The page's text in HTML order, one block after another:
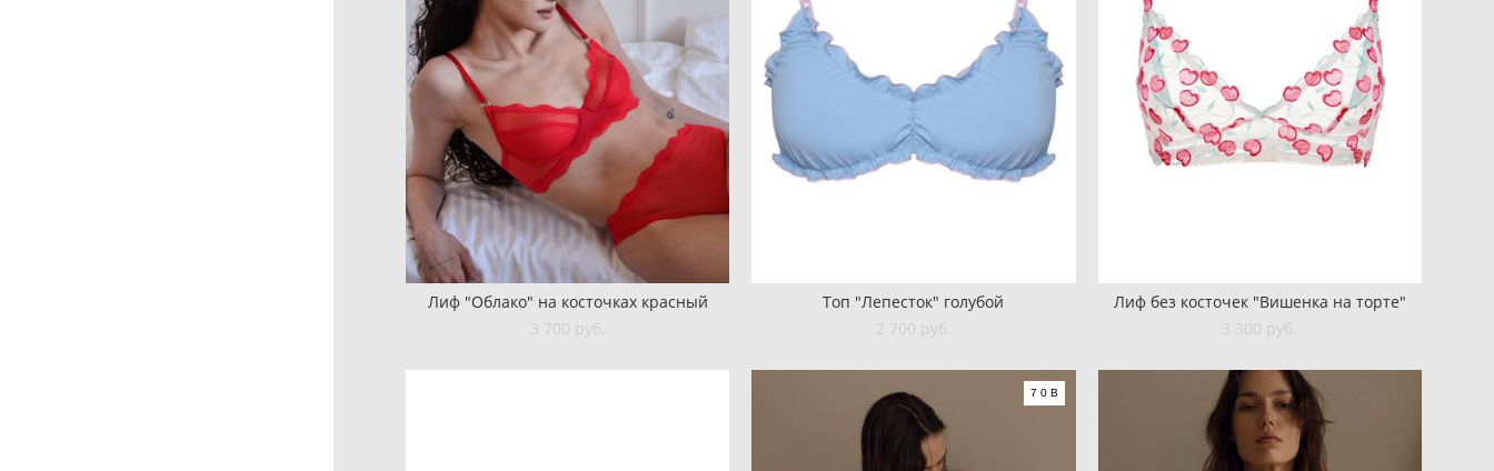
Лиф "Облако" на косточках красный
3 700 pуб.
Топ "Лепесток" голубой
2 700 pуб.
Лиф без косточек "Вишенка на торте"
3 300 pуб.
70В